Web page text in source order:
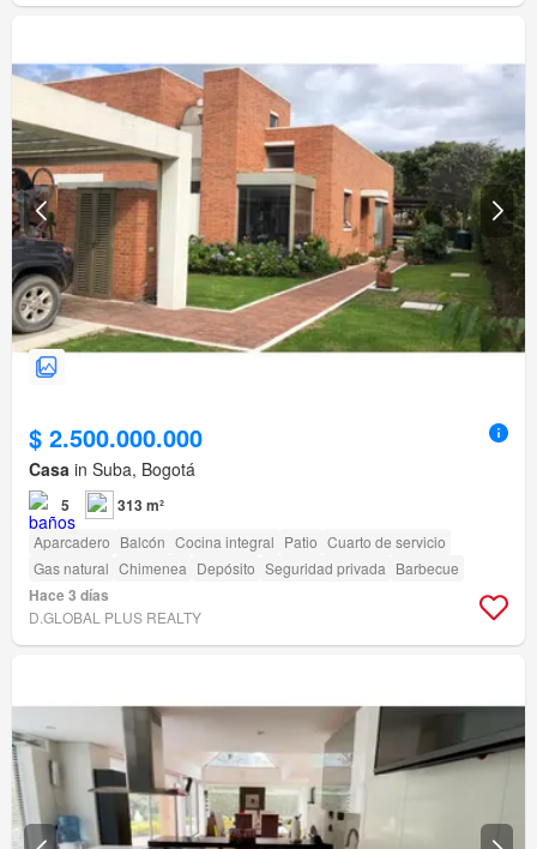
$ 2.500.000.000
Casa in Suba, Bogotá
5 313 m²
Aparcadero Balcón Cocina integral Patio Cuarto de servicio
Gas natural Chimenea Depósito Seguridad privada Barbecue
Hace 3 días
D.GLOBAL PLUS REALTY